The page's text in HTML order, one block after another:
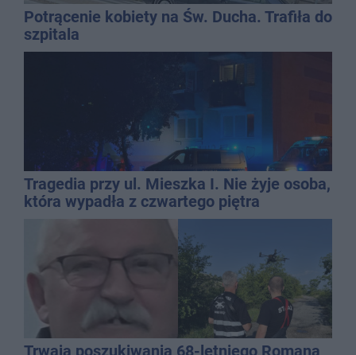
Potrącenie kobiety na Św. Ducha. Trafiła do
szpitala
Tragedia przy ul. Mieszka I. Nie żyje osoba,
która wypadła z czwartego piętra